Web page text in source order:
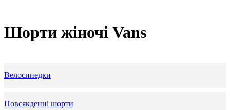
Шорти жіночі Vans
Велосипедки
Повсякденні шорти